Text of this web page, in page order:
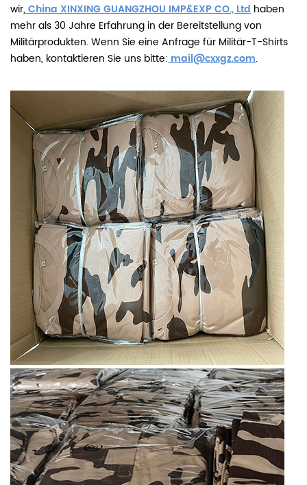
wir,China XINXING GUANGZHOU IMP&EXP CO., Ltd haben
mehr als 30 Jahre Erfahrung in der Bereitstellung von
Militärprodukten. Wenn Sie eine Anfrage für Militär-T-Shirts
haben, kontaktieren Sie uns bitte: mail@cxxgz.com.